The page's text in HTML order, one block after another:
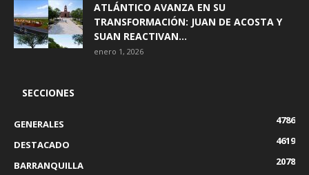
ATLÁNTICO AVANZA EN SU
TRANSFORMACIÓN: JUAN DE ACOSTA Y
SUAN REACTIVAN...
enero 1, 2026
SECCIONES
GENERALES
4786
DESTACADO
4619
BARRANQUILLA
2078